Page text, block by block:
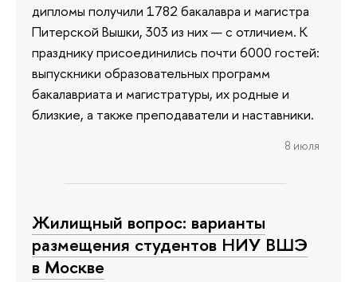
дипломы получили 1782 бакалавра и магистра
Питерской Вышки, 303 из них — с отличием. К
празднику присоединились почти 6000 гостей:
выпускники образовательных программ
бакалавриата и магистратуры, их родные и
близкие, а также преподаватели и наставники.
8 июля
Жилищный вопрос: варианты
размещения студентов НИУ ВШЭ
в Москве